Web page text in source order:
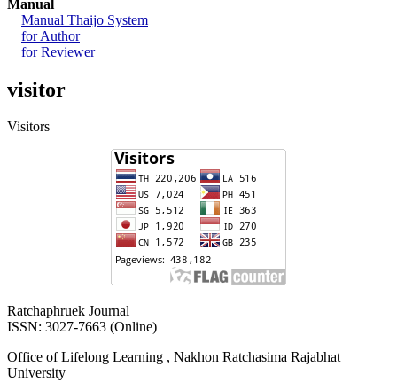
Manual
Manual Thaijo System
for Author
for Reviewer
visitor
Visitors
Ratchaphruek Journal
ISSN: 3027-7663 (Online)
Office of Lifelong Learning , Nakhon Ratchasima Rajabhat
University